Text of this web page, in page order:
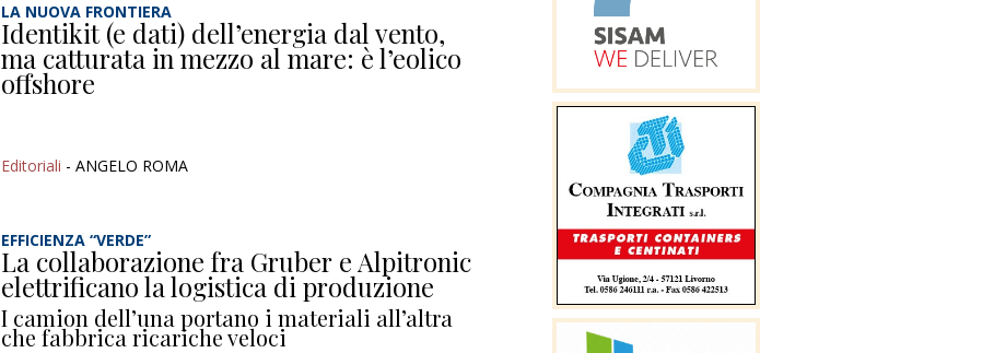
LA NUOVA FRONTIERA
Identikit (e dati) dell’energia dal vento,
ma catturata in mezzo al mare: è l’eolico
offshore
Editoriali - ANGELO ROMA
EFFICIENZA “VERDE”
La collaborazione fra Gruber e Alpitronic
elettrificano la logistica di produzione
I camion dell’una portano i materiali all’altra
che fabbrica ricariche veloci